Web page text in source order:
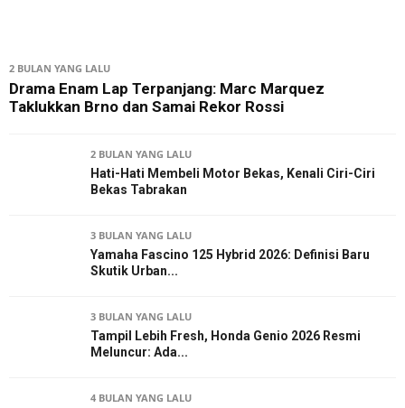
2 BULAN YANG LALU
Drama Enam Lap Terpanjang: Marc Marquez
Taklukkan Brno dan Samai Rekor Rossi
2 BULAN YANG LALU
Hati-Hati Membeli Motor Bekas, Kenali Ciri-Ciri
Bekas Tabrakan
3 BULAN YANG LALU
Yamaha Fascino 125 Hybrid 2026: Definisi Baru
Skutik Urban...
3 BULAN YANG LALU
Tampil Lebih Fresh, Honda Genio 2026 Resmi
Meluncur: Ada...
4 BULAN YANG LALU